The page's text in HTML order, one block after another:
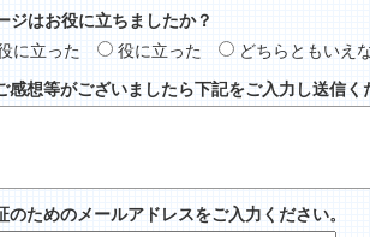
ジはお役に立ちましたか？
に立った
役に立った
どちらともいえ
感想等がございましたら下記をご入力し送信く
のためのメールアドレスをご入力ください。